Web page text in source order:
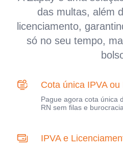
das multas, além
licenciamento,
só no seu tempo,
Cota única IPVA
Pague agora cota única
RN sem filas e
IPVA e